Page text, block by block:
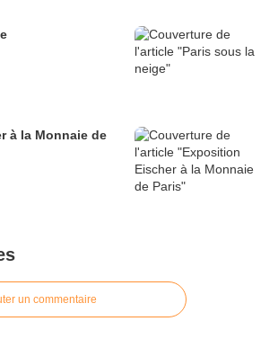
à la Monnaie de
un commentaire